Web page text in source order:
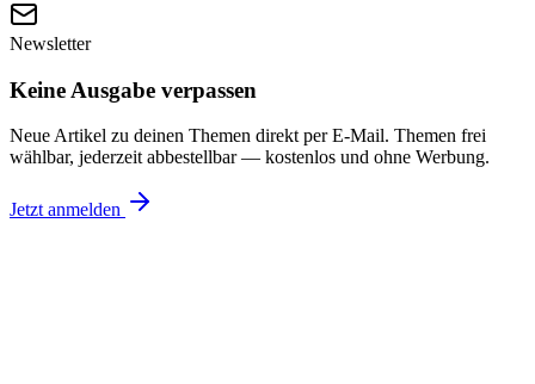
Newsletter
Keine Ausgabe verpassen
Neue Artikel zu deinen Themen direkt per E-Mail. Themen frei
wählbar, jederzeit abbestellbar — kostenlos und ohne Werbung.
Jetzt anmelden